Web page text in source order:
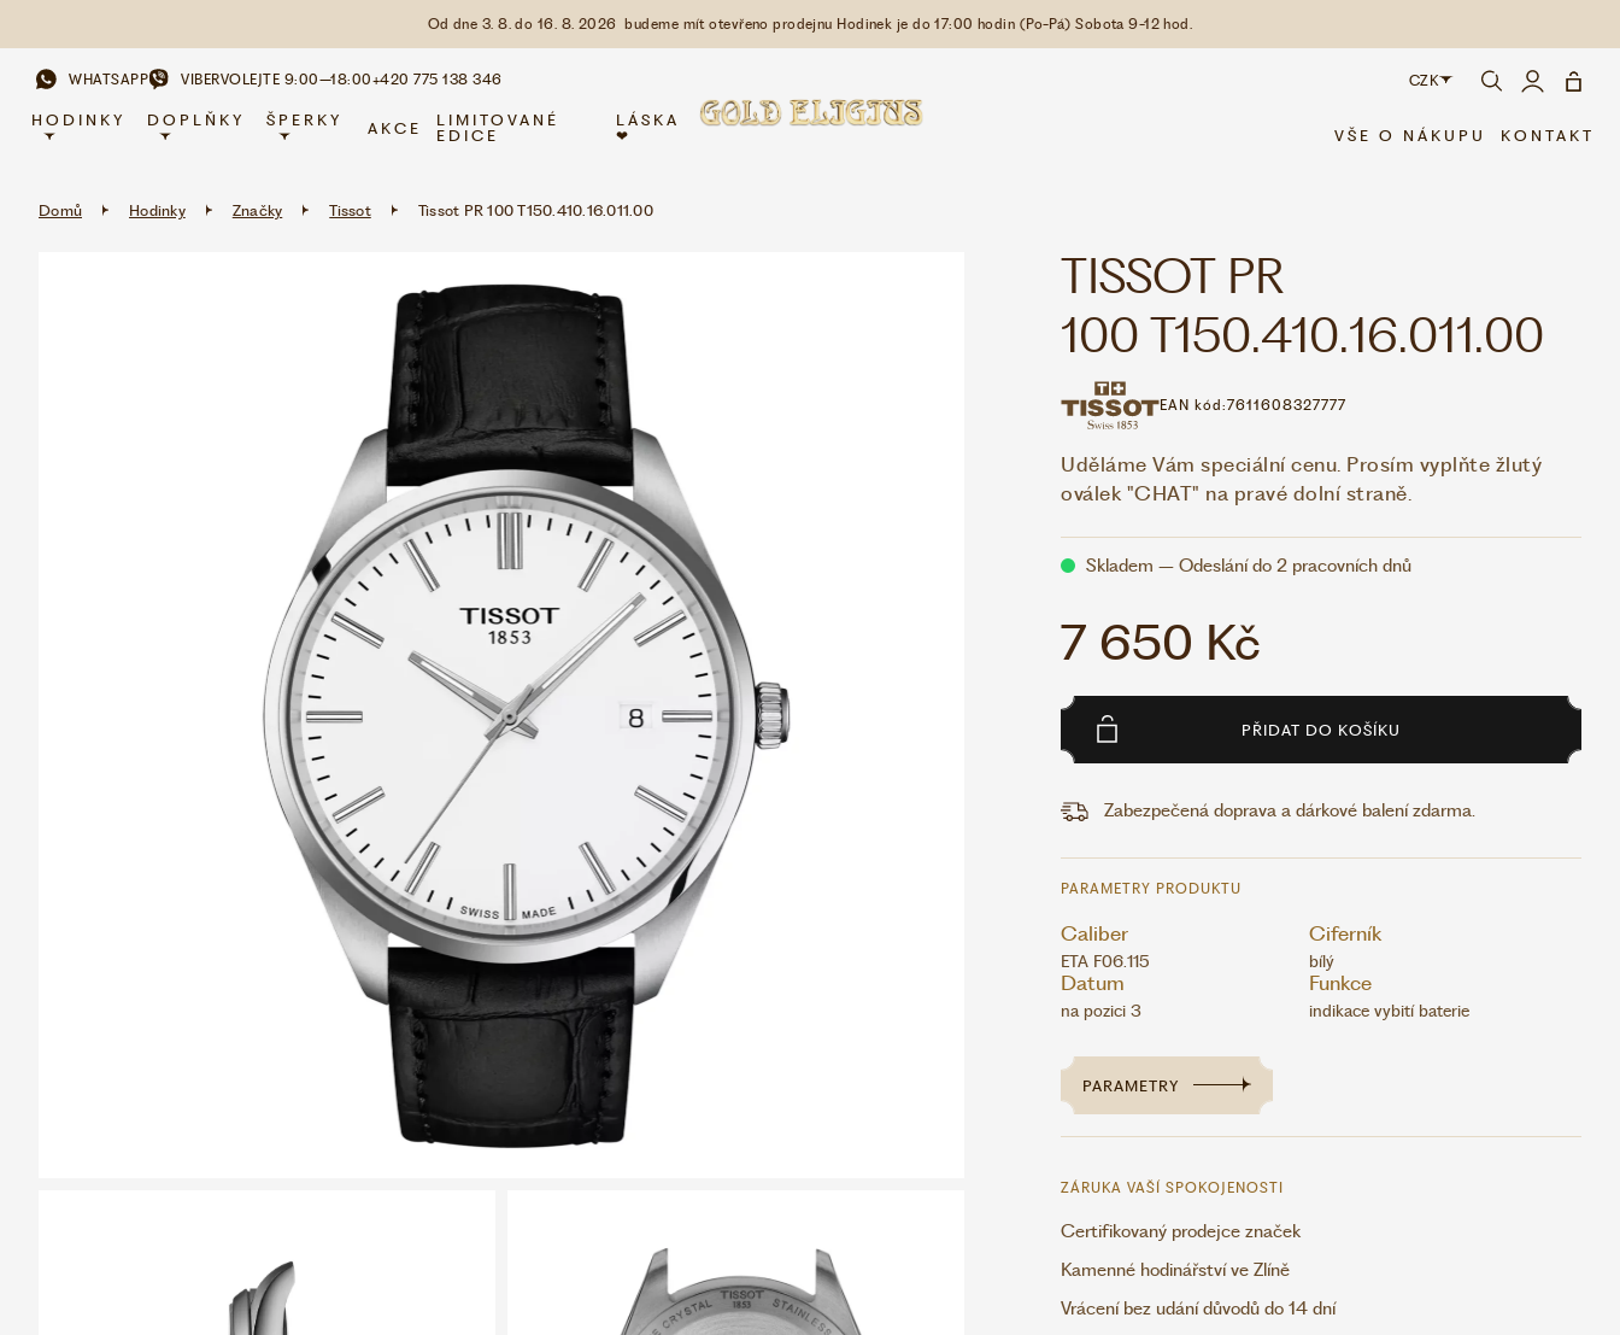
Od dne 3. 8. do 16. 8. 2026 budeme mít otevřeno prodejnu Hodinek je do 17:00 hodin (Po-Pá) Sobota 9-12 hod.
WHATSAPP VIBERVOLEJTE 9:00–18:00+420 775 138 346
HODINKY DOPLŇKY ŠPERKY AKCE
LIMITOVANÉ
EDICE
LÁSKA
❤
CZK
CZK
VŠE O NÁKUPU KONTAKT
Domů Hodinky Značky Tissot Tissot PR 100 T150.410.16.011.00
TISSOT PR
100 T150.410.16.011.00
EAN kód:7611608327777
Uděláme Vám speciální cenu. Prosím vyplňte žlutý
oválek "CHAT" na pravé dolní straně.
Skladem – Odeslání do 2 pracovních dnů
7 650 Kč
PŘIDAT DO KOŠÍKU
Zabezpečená doprava a dárkové balení zdarma.
PARAMETRY PRODUKTU
Caliber
ETA F06.115
Ciferník
bílý
Datum
na pozici 3
Funkce
indikace vybití baterie
PARAMETRY
ZÁRUKA VAŠÍ SPOKOJENOSTI
Certifikovaný prodejce značek
Kamenné hodinářství ve Zlíně
Vrácení bez udání důvodů do 14 dní